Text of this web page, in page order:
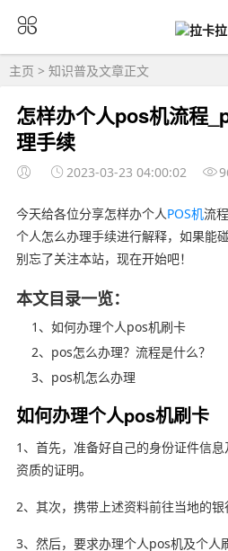
主页 > 知识普及文章正文
怎样办个人pos机流程
理手续
2023-03-23 04:00:02
今天给各位分享怎样办个人POS机流
个人怎么办理手续进行解释，如果能
别忘了关注本站，现在开始吧！
本文目录一览：
1、如何办理个人pos机刷卡
2、pos怎么办理？流程是什么？
3、pos机怎么办理
如何办理个人pos机刷卡
1、首先，准备好自己的身份证件信
资质的证明。
2、其次，携带上述资料前往当地的银
3、然后，要求办理个人pos机及个人